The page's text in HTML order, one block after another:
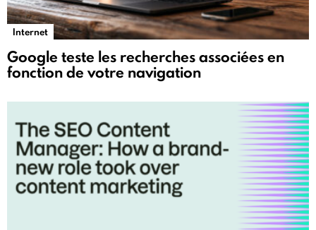
Internet
Google teste les recherches associées en
fonction de votre navigation